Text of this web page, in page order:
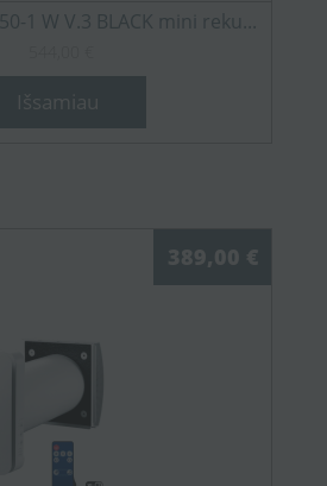
1 W V.3 BLACK mini reku...
Išsamiau
389,00 €